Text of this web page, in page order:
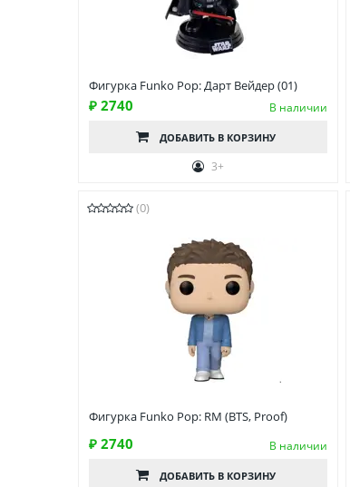
Фигурка Funko Pop: Дарт Вейдер (01)
₽ 2740 В наличии
ДОБАВИТЬ В КОРЗИНУ
3+
(0)
Фигурка Funko Pop: RM (BTS, Proof)
₽ 2740 В наличии
ДОБАВИТЬ В КОРЗИНУ